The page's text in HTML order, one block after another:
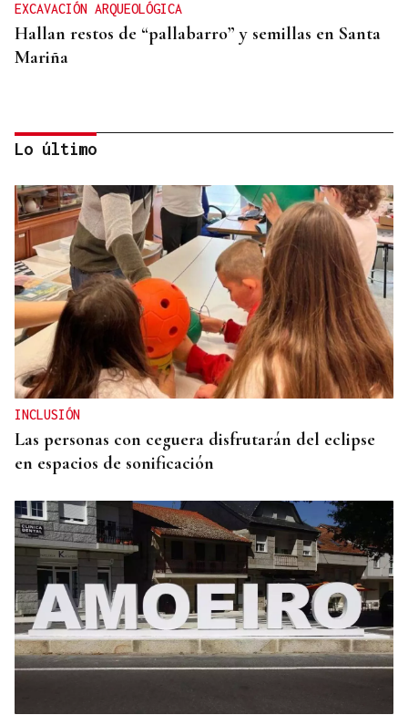
EXCAVACIÓN ARQUEOLÓGICA
Hallan restos de “pallabarro” y semillas en Santa
Mariña
RETIRADOS LOS FRAGMENTOS
El Seprona investiga los daños al cruceiro de San
Xoan de Piñeiro en Maside
Lo último
INCLUSIÓN
Las personas con ceguera disfrutarán del eclipse
en espacios de sonificación